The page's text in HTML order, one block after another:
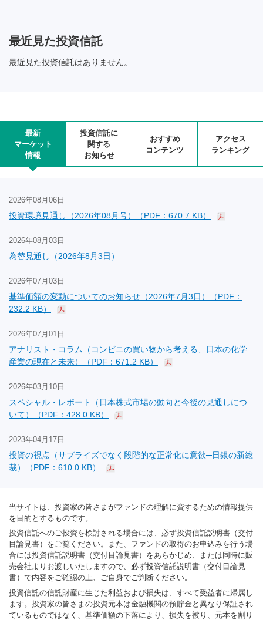
最近見た投資信託
最近見た投資信託はありません。
最新
マーケット
情報
投資信託に
関する
お知らせ
おすすめ
コンテンツ
アクセス
ランキング
2026年08月06日
投資環境見通し（2026年08月号）（PDF：670.7 KB）
2026年08月03日
為替見通し（2026年8月3日）
2026年07月03日
基準価額の変動についてのお知らせ（2026年7月3日）（PDF：
232.2 KB）
2026年07月01日
アナリスト・コラム（コンビニの買い物から考える、日本の化学
産業の現在と未来）（PDF：671.2 KB）
2026年03月10日
スペシャル・レポート（日本株式市場の動向と今後の見通しにつ
いて）（PDF：428.0 KB）
2023年04月17日
投資の視点（サプライズでなく段階的な正常化に意欲─日銀の新総
裁）（PDF：610.0 KB）
当サイトは、投資家の皆さまがファンドの理解に資するための情報提供
を目的とするものです。
投資信託へのご投資を検討される場合には、必ず投資信託説明書（交付
目論見書）をご覧ください。また、ファンドの取得のお申込みを行う場
合には投資信託説明書（交付目論見書）をあらかじめ、または同時に販
売会社よりお渡しいたしますので、必ず投資信託説明書（交付目論見
書）で内容をご確認の上、ご自身でご判断ください。
投資信託の信託財産に生じた利益および損失は、すべて受益者に帰属し
ます。投資家の皆さまの投資元本は金融機関の預貯金と異なり保証され
ているものではなく、基準価額の下落により、損失を被り、元本を割り